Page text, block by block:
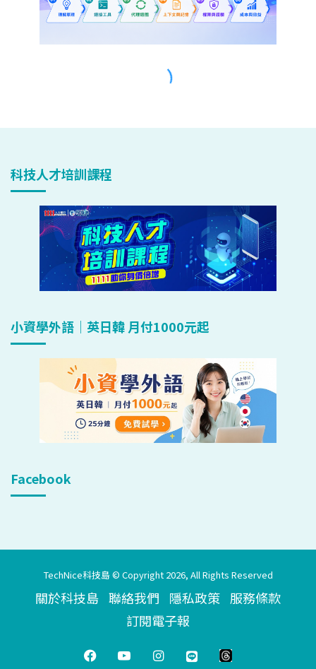
科技人才培訓課程
小資學外語｜英日韓 月付1000元起
Facebook
TechNice科技島 © Copyright 2026, All Rights Reserved
關於科技島 聯絡我們 隱私政策 服務條款
訂閱電子報